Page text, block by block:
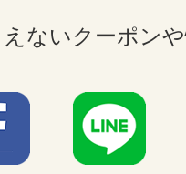
ないクーポン